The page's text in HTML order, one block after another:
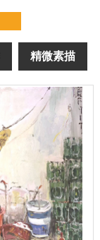
精微素描